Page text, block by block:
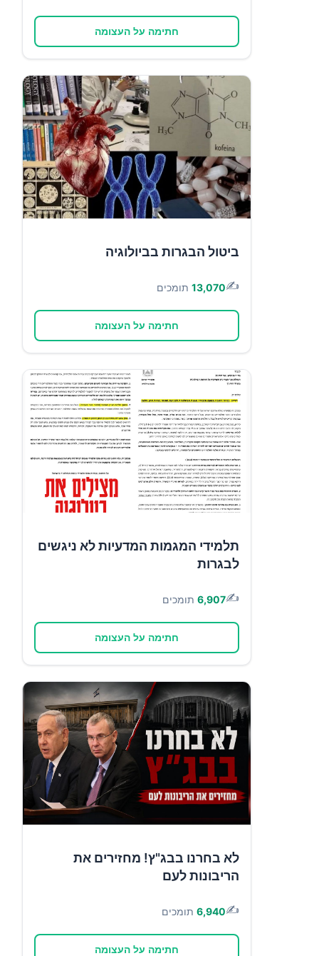
חתימה על העצומה
ביטול הבגרות בביולוגיה
✍️
13,070 תומכים
חתימה על העצומה
תלמידי המגמות המדעיות לא ניגשים
לבגרות
✍️
6,907 תומכים
חתימה על העצומה
לא בחרנו בבג"ץ! מחזירים את
הריבונות לעם
✍️
6,940 תומכים
חתימה על העצומה